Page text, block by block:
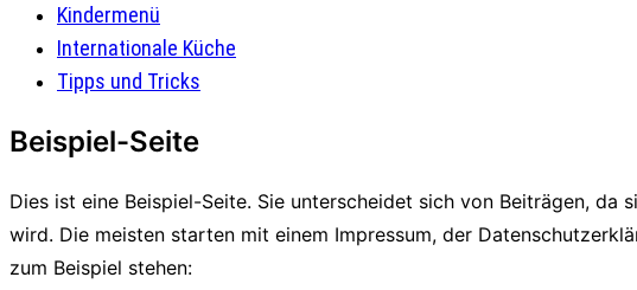
Kindermenü
Internationale Küche
Tipps und Tricks
Beispiel-Seite
Dies ist eine Beispiel-Seite. Sie unterscheidet sich von Beiträgen,
wird. Die meisten starten mit einem Impressum, der
zum Beispiel stehen: